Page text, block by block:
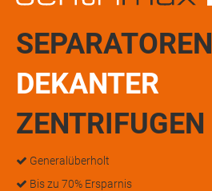
SEPARATOREN
DEKANTER
ZENTRIFUGEN
Generalüberholt
Bis zu 70% Ersparnis